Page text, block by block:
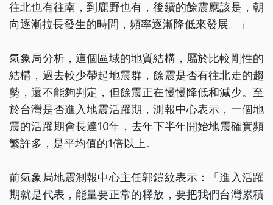
往北也有往南，到鹿野也有，後續的餘震應該是，朝
向逐漸拉長發生的時間，頻率逐漸降低來發展。」
氣象局分析，這個區域的地質結構，屬於比較剛性的
結構，過去較少帶起地震群，餘震是否有往北走的趨
勢，還不能夠判定，但餘震正在慢慢降低和減少。至
於台灣是否進入地震活躍期，測報中心表示，一個地
震的活躍期會長達10年，去年下半年開始地震確實頻
繁許多，是平均值的1倍以上。
前氣象局地震測報中心主任郭鎧紋表示：「進入活躍
期就是代表，能量要正常的釋放，要把我們台灣累積